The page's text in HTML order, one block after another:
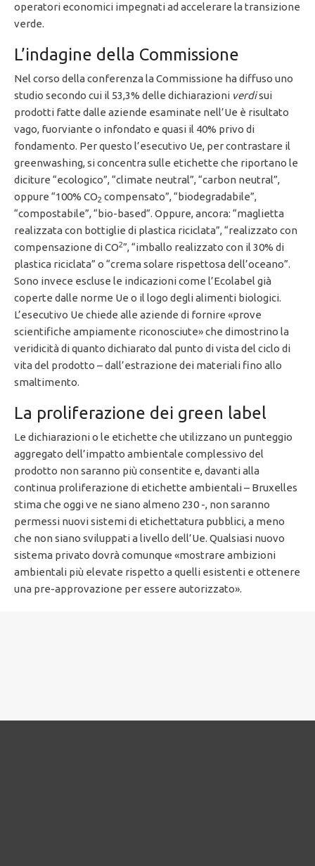
operatori economici impegnati ad accelerare la transizione
verde.
L’indagine della Commissione
Nel corso della conferenza la Commissione ha diffuso uno
studio secondo cui il 53,3% delle dichiarazioni verdisui
prodotti fatte dalle aziende esaminate nell’Ue è risultato
vago, fuorviante o infondato e quasi il 40% privo di
fondamento. Per questo l’esecutivo Ue, per contrastare il
greenwashing, si concentra sulle etichette che riportano le
diciture “ecologico”, “climate neutral”, “carbon neutral”,
oppure “100% CO2 compensato”, “biodegradabile”,
“compostabile”, “bio-based”. Oppure, ancora: “maglietta
realizzata con bottiglie di plastica riciclata”, “realizzato con
compensazione di CO2”, “imballo realizzato con il 30% di
plastica riciclata” o “crema solare rispettosa dell’oceano”.
Sono invece escluse le indicazioni come l’Ecolabel già
coperte dalle norme Ue o il logo degli alimenti biologici.
L’esecutivo Ue chiede alle aziende di fornire «prove
scientifiche ampiamente riconosciute» che dimostrino la
veridicità di quanto dichiarato dal punto di vista del ciclo di
vita del prodotto – dall’estrazione dei materiali fino allo
smaltimento.
La proliferazione dei green label
Le dichiarazioni o le etichette che utilizzano un punteggio
aggregato dell’impatto ambientale complessivo del
prodotto non saranno più consentite e, davanti alla
continua proliferazione di etichette ambientali – Bruxelles
stima che oggi ve ne siano almeno 230 -, non saranno
permessi nuovi sistemi di etichettatura pubblici, a meno
che non siano sviluppati a livello dell’Ue. Qualsiasi nuovo
sistema privato dovrà comunque «mostrare ambizioni
ambientali più elevate rispetto a quelli esistenti e ottenere
una pre-approvazione per essere autorizzato».